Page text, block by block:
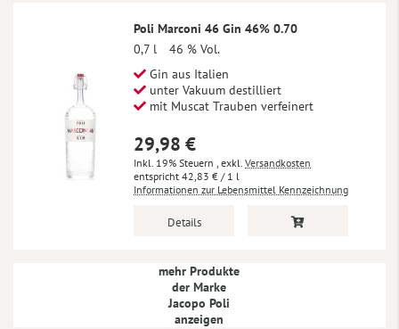
Poli Marconi 46 Gin 46% 0.70
0,7 l
46 % Vol.
Gin aus Italien
unter Vakuum destilliert
mit Muscat Trauben verfeinert
29,98 €
Inkl. 19% Steuern , exkl. Versandkosten
42,83 € / 1 l
Informationen zur Lebensmittel Kennzeichnung
Details
mehr Produkte
der Marke
Jacopo Poli
anzeigen